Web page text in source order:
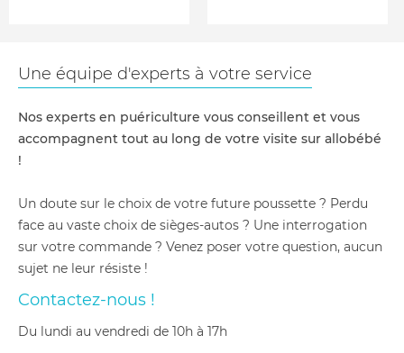
Une équipe d'experts à votre service
Nos experts en puériculture vous conseillent et vous
accompagnent tout au long de votre visite sur allobébé
!
Un doute sur le choix de votre future poussette ? Perdu
face au vaste choix de sièges-autos ? Une interrogation
sur votre commande ? Venez poser votre question, aucun
sujet ne leur résiste !
Contactez-nous !
du lundi au vendredi de 10h à 17h